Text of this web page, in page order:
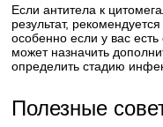
Если антитела к
результат,
особенно если у вас
может назначить
определить стадию
Полезные